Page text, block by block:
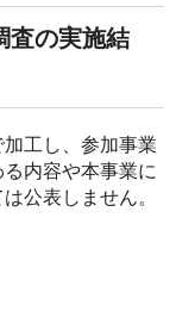
査の実施結
工し、参加事業
内容や本事業に
公表しません。